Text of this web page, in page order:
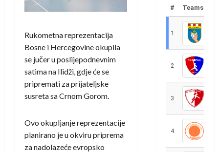
Rukometna reprezentacija
Bosne i Hercegovine okupila
se jučer u poslijepodnevnim
satima na Ilidži, gdje će se
pripremati za prijateljske
susreta sa Crnom Gorom.
Ovo okupljanje reprezentacije
planirano je u okviru priprema
za nadolazeće evropsko
# Teams
1
2
3
4